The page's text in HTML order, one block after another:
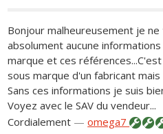
Bonjour malheureusement je
absolument aucune
marque et ces
sous marque d'un fabricant
Sans ces informations je suis
Voyez avec le SAV du vendeur...
Cordialement —omega7